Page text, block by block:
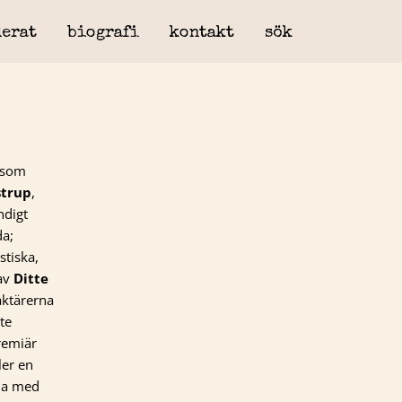
biografi kontakt sök
,
Ditte
en
med